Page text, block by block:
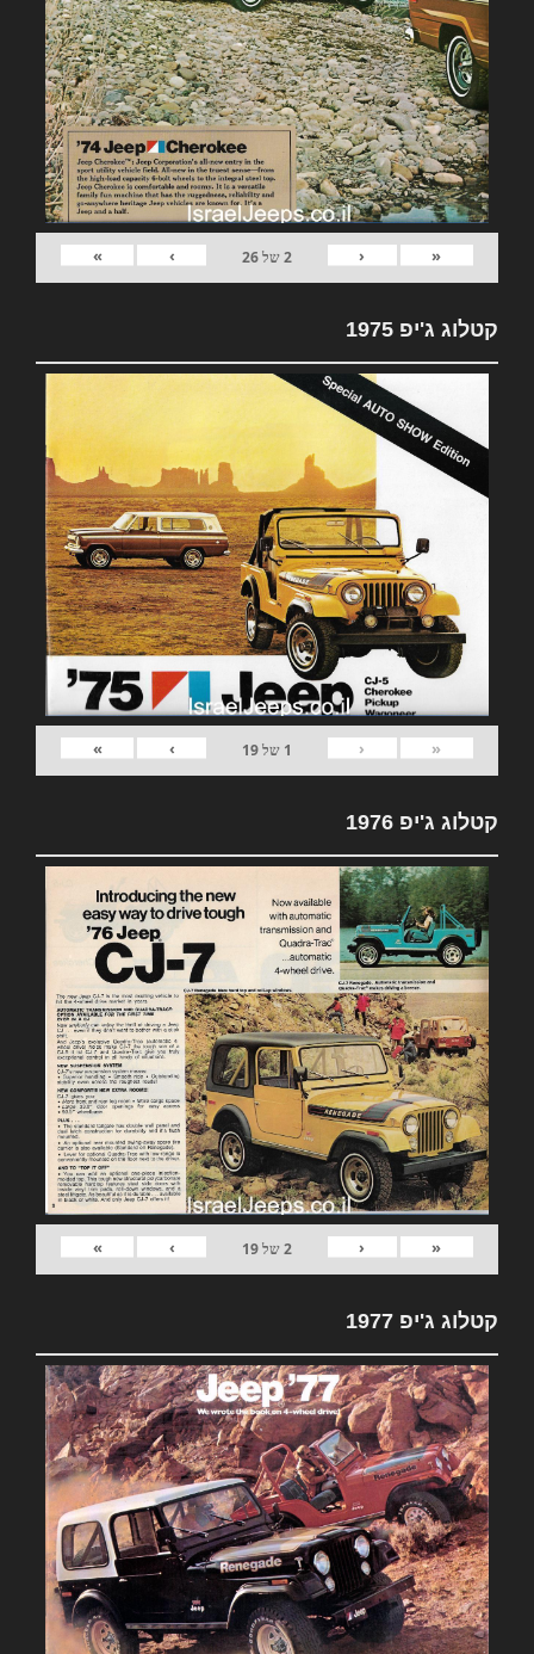
«
‹
2של26
›
»
קטלוג ג'יפ 1975
«
‹
1 של19
›
»
קטלוג ג'יפ 1976
«
‹
2של19
›
»
קטלוג ג'יפ 1977